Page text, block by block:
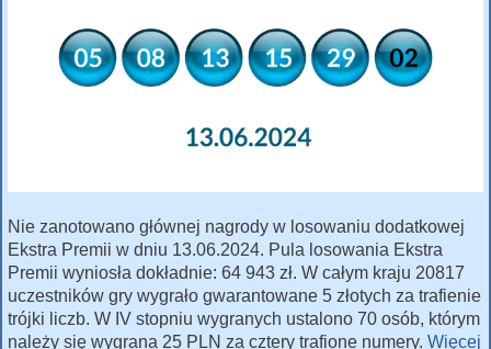
Nie zanotowano głównej nagrody w losowaniu dodatkowej
Ekstra Premii w dniu 13.06.2024. Pula losowania Ekstra
Premii wyniosła dokładnie: 64 943 zł. W całym kraju 20817
uczestników gry wygrało gwarantowane 5 złotych za trafienie
trójki liczb. W IV stopniu wygranych ustalono 70 osób, którym
należy się wygrana 25 PLN za cztery trafione numery. Więcej